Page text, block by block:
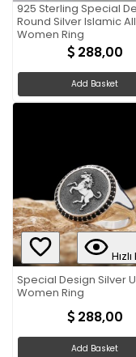
925 Sterling Special
Round Silver Islamic
Women Ring
288,00
Add Basket
Special Design Silver
Women Ring
288,00
Add Basket